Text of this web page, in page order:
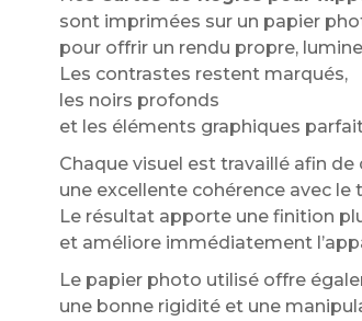
sont imprimées sur un papier
pour offrir un rendu propre,
Les contrastes restent marqués,
les noirs profonds
et les éléments graphiques
Chaque visuel est travaillé afin de
une excellente cohérence avec le
Le résultat apporte une finition
et améliore immédiatement
Le papier photo utilisé offre
une bonne rigidité et une